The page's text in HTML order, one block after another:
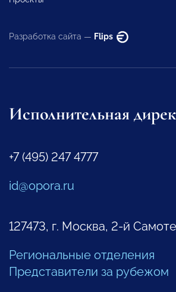
Разработка сайта — Flips
Исполнительная
+7 (495) 247 4777
id@opora.ru
127473, г. Москва, 2-й
Региональные отделения
Представители за рубежом